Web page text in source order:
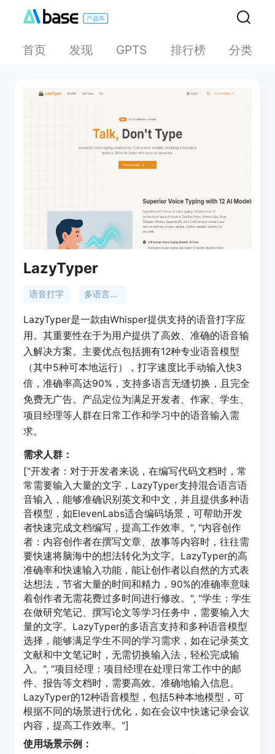
首页 发现 GPTS 排行榜 分类
LazyTyper
语音打字 多语言支持
LazyTyper是一款由Whisper提供支持的语音打字应
用。其重要性在于为用户提供了高效、准确的语音输
入解决方案。主要优点包括拥有12种专业语音模型
（其中5种可本地运行），打字速度比手动输入快3
倍，准确率高达90%，支持多语言无缝切换，且完全
免费无广告。产品定位为满足开发者、作家、学生、
项目经理等人群在日常工作和学习中的语音输入需
求。
需求人群：
["开发者：对于开发者来说，在编写代码文档时，常
常需要输入大量的文字，LazyTyper支持混合语言语
音输入，能够准确识别英文和中文，并且提供多种语
音模型，如ElevenLabs适合编码场景，可帮助开发
者快速完成文档编写，提高工作效率。", "内容创作
者：内容创作者在撰写文章、故事等内容时，往往需
要快速将脑海中的想法转化为文字。LazyTyper的高
准确率和快速输入功能，能让创作者以自然的方式表
达想法，节省大量的时间和精力，90%的准确率意味
着创作者无需花费过多时间进行修改。", "学生：学生
在做研究笔记、撰写论文等学习任务中，需要输入大
量的文字。LazyTyper的多语言支持和多种语音模型
选择，能够满足学生不同的学习需求，如在记录英文
文献和中文笔记时，无需切换输入法，轻松完成输
入。", "项目经理：项目经理在处理日常工作中的邮
件、报告等文档时，需要高效、准确地输入信息。
LazyTyper的12种语音模型，包括5种本地模型，可
根据不同的场景进行优化，如在会议中快速记录会议
内容，提高工作效率。"]
使用场景示例：